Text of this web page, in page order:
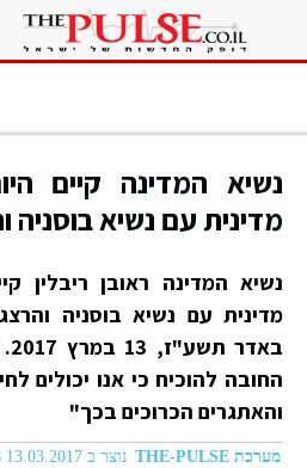
נשיא המדינה קיים
מדינית עם נשיא בוסניה
נשיא המדינה ראובן ריבלין
מדינית עם נשיא בוסניה
החובה להוכיח כי אנו יכולים
והאתגרים הכרוכים בכך"
מערכת THE-PULSE נוצר ב 13.03.2017 01:03